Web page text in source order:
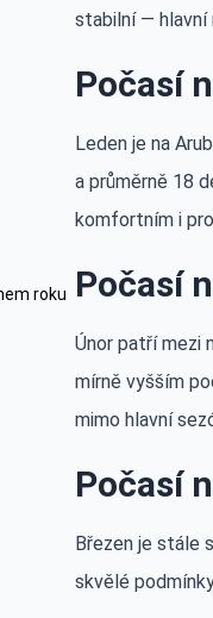
roku
stabilní — hlavní
Počasí
Leden je na
a průměrně 18
komfortním i
Počasí
Únor patří mezi
mírně vyšším
mimo hlavní
Počasí
Březen je stále
skvělé